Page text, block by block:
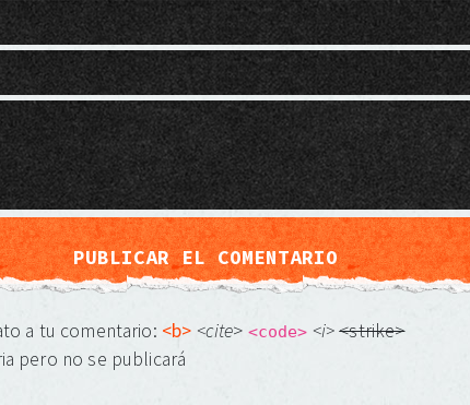
a tu comentario: <b> <cite> <code> <i><strike>
pero no se publicará